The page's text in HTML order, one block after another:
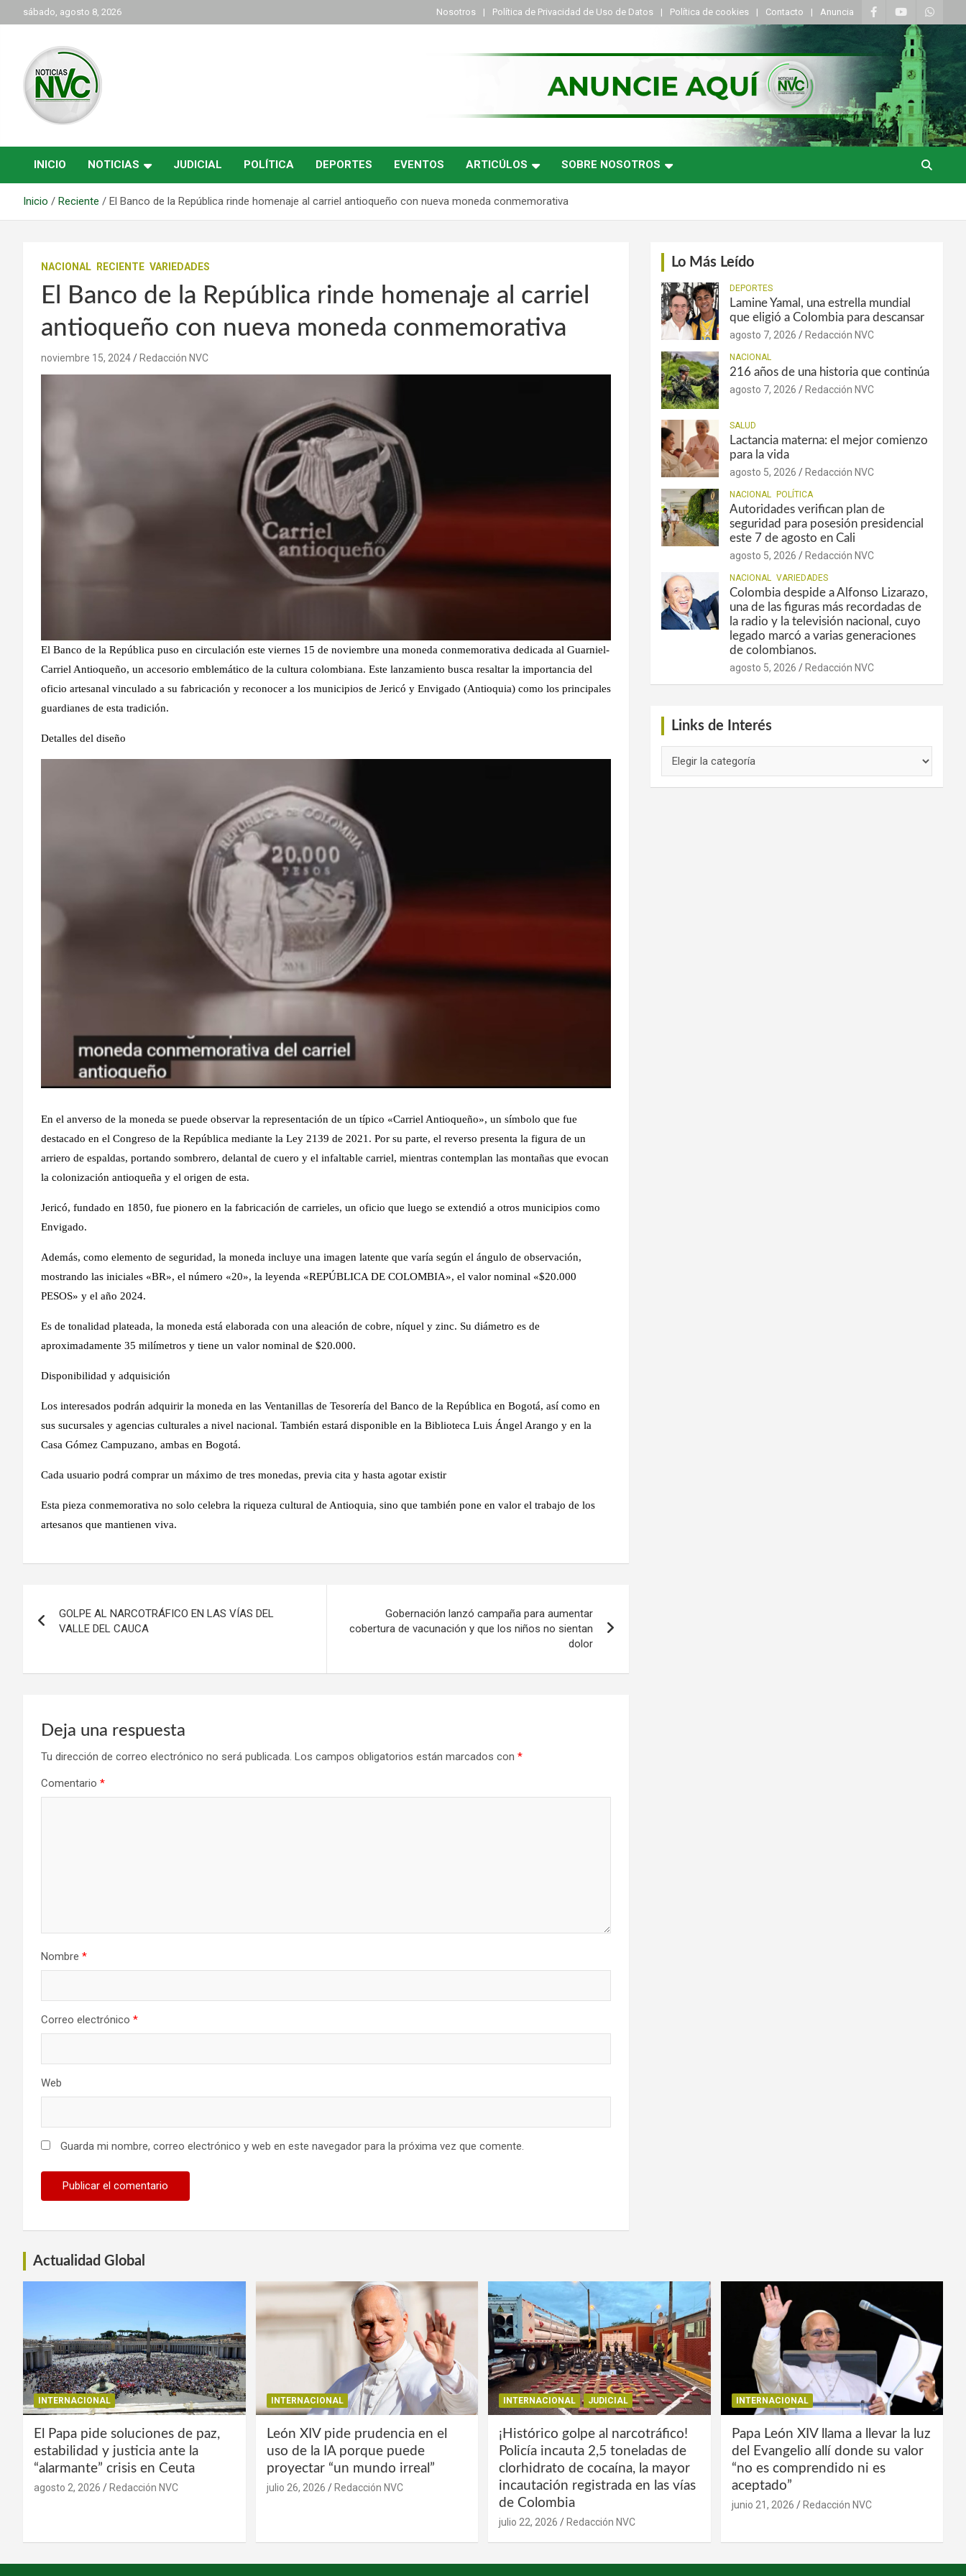
al
sábado, agosto 8, 2026 Nosotros Política de Privacidad de Uso de Datos Política de cookies Contacto Anuncia
NVC Noticias
INICIO NOTICIAS JUDICIAL POLÍTICA DEPORTES EVENTOS ARTICÚLOS SOBRE NOSOTROS
Inicio Reciente El Banco de la República rinde homenaje al carriel antioqueño con nueva moneda conmemorativa
NACIONAL RECIENTE VARIEDADES
El Banco de la República rinde homenaje al carriel
antioqueño con nueva moneda conmemorativa
noviembre 15, 2024 Redacción NVC
El Banco de la República puso en circulación este viernes 15 de noviembre una moneda conmemorativa dedicada al Guarniel-
Carriel Antioqueño, un accesorio emblemático de la cultura colombiana. Este lanzamiento busca resaltar la importancia del
oficio artesanal vinculado a su fabricación y reconocer a los municipios de Jericó y Envigado (Antioquia) como los principales
guardianes de esta tradición.
Detalles del diseño
En el anverso de la moneda se puede observar la representación de un típico «Carriel Antioqueño», un símbolo que fue
destacado en el Congreso de la República mediante la Ley 2139 de 2021. Por su parte, el reverso presenta la figura de un
arriero de espaldas, portando sombrero, delantal de cuero y el infaltable carriel, mientras contemplan las montañas que evocan
la colonización antioqueña y el origen de esta.
Jericó, fundado en 1850, fue pionero en la fabricación de carrieles, un oficio que luego se extendió a otros municipios como
Envigado.
Además, como elemento de seguridad, la moneda incluye una imagen latente que varía según el ángulo de observación,
mostrando las iniciales «BR», el número «20», la leyenda «REPÚBLICA DE COLOMBIA», el valor nominal «$20.000
PESOS» y el año 2024.
Es de tonalidad plateada, la moneda está elaborada con una aleación de cobre, níquel y zinc. Su diámetro es de
aproximadamente 35 milímetros y tiene un valor nominal de $20.000.
Disponibilidad y adquisición
Los interesados ​​podrán adquirir la moneda en las Ventanillas de Tesorería del Banco de la República en Bogotá, así como en
sus sucursales y agencias culturales a nivel nacional. También estará disponible en la Biblioteca Luis Ángel Arango y en la
Casa Gómez Campuzano, ambas en Bogotá.
Cada usuario podrá comprar un máximo de tres monedas, previa cita y hasta agotar existir
Esta pieza conmemorativa no solo celebra la riqueza cultural de Antioquia, sino que también pone en valor el trabajo de los
artesanos que mantienen viva.
de
GOLPE AL NARCOTRÁFICO EN LAS VÍAS DEL
VALLE DEL CAUCA
Gobernación lanzó campaña para aumentar
cobertura de vacunación y que los niños no sientan
dolor
Deja una respuesta
Tu dirección de correo electrónico no será publicada. Los campos obligatorios están marcados con *
Comentario *
Nombre *
Correo electrónico *
Web
Guarda mi nombre, correo electrónico y web en este navegador para la próxima vez que comente.
Lo Más Leído
DEPORTES
Lamine Yamal, una estrella mundial
que eligió a Colombia para descansar
agosto 7, 2026 Redacción NVC
NACIONAL
216 años de una historia que continúa
agosto 7, 2026 Redacción NVC
SALUD
Lactancia materna: el mejor comienzo
para la vida
agosto 5, 2026 Redacción NVC
NACIONAL POLÍTICA
Autoridades verifican plan de
seguridad para posesión presidencial
este 7 de agosto en Cali
agosto 5, 2026 Redacción NVC
NACIONAL VARIEDADES
Colombia despide a Alfonso Lizarazo,
una de las figuras más recordadas de
la radio y la televisión nacional, cuyo
legado marcó a varias generaciones
de colombianos.
agosto 5, 2026 Redacción NVC
Links de Interés
de
Actualidad Global
INTERNACIONAL
El Papa pide soluciones de paz,
estabilidad y justicia ante la
“alarmante” crisis en Ceuta
agosto 2, 2026 Redacción NVC
INTERNACIONAL
León XIV pide prudencia en el
uso de la IA porque puede
proyectar “un mundo irreal”
julio 26, 2026 Redacción NVC
INTERNACIONAL JUDICIAL
¡Histórico golpe al narcotráfico!
Policía incauta 2,5 toneladas de
clorhidrato de cocaína, la mayor
incautación registrada en las vías
de Colombia
julio 22, 2026 Redacción NVC
INTERNACIONAL
Papa León XIV llama a llevar la luz
del Evangelio allí donde su valor
“no es comprendido ni es
aceptado”
junio 21, 2026 Redacción NVC